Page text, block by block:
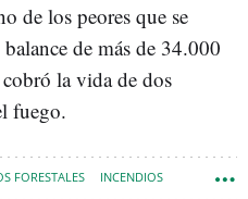
de los peores que se
de más de 34.000
cobró la vida de dos
fuego.
FORESTALES INCENDIOS